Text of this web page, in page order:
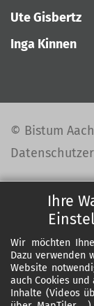
Ihre
Wir möchten
Dazu verwenden
Website
auch Cookies
Inhalte (Videos
Ute Gisbertz
Inga Kinnen
© Bistum